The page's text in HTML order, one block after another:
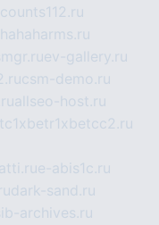
ev-gallery.ru
csm-demo.ru
allseo-host.ru
e-abis1c.ru
dark-sand.ru
archives.ru